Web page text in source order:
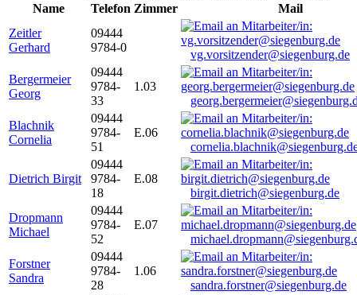
Name
Telefon Zimmer
Mail
Zeitler
Gerhard
09444
9784-0
vg.vorsitzender@siegenburg.de
Bergermeier
Georg
09444
9784-
33
1.03
Blachnik
Cornelia
09444
9784-
51
E.06
Dietrich Birgit
09444
9784-
18
E.08
birgit.dietrich@siegenburg.de
Dropmann
Michael
09444
9784-
52
E.07
Forstner
Sandra
09444
9784-
28
1.06
sandra.forstner@siegenburg.de